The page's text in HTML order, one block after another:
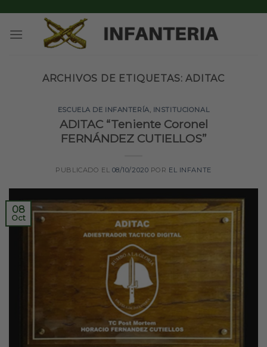
content
ARCHIVOS DE ETIQUETAS:ADITAC
ESCUELA DE INFANTERÍA, INSTITUCIONAL
ADITAC “Teniente Coronel
FERNÁNDEZ CUTIELLOS”
PUBLICADO EL 08/10/2020 POR EL INFANTE
08
Oct